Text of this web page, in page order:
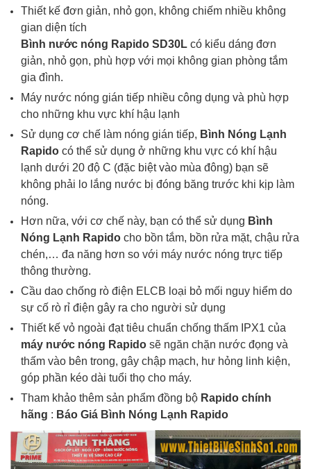
Thiết kế đơn giản, nhỏ gọn, không chiếm nhiều không
gian diện tích
Bình nước nóng Rapido SD30L có kiểu dáng đơn
giản, nhỏ gọn, phù hợp với mọi không gian phòng tắm
gia đình.
Máy nước nóng gián tiếp nhiều công dụng và phù hợp
cho những khu vực khí hậu lạnh
Sử dụng cơ chế làm nóng gián tiếp, Bình Nóng Lạnh
Rapido có thể sử dụng ở những khu vực có khí hậu
lạnh dưới 20 độ C (đặc biệt vào mùa đông) bạn sẽ
không phải lo lắng nước bị đóng băng trước khi kịp làm
nóng.
Hơn nữa, với cơ chế này, bạn có thể sử dụng Bình
Nóng Lạnh Rapido cho bồn tắm, bồn rửa mặt, chậu rửa
chén,… đa năng hơn so với máy nước nóng trực tiếp
thông thường.
Cầu dao chống rò điện ELCB loại bỏ mối nguy hiểm do
sự cố rò rỉ điện gây ra cho người sử dụng
Thiết kế vỏ ngoài đạt tiêu chuẩn chống thấm IPX1 của
máy nước nóng Rapido sẽ ngăn chặn nước đọng và
thấm vào bên trong, gây chập mạch, hư hỏng linh kiện,
góp phần kéo dài tuổi thọ cho máy.
Tham khảo thêm sản phẩm đồng bộ Rapido chính
hãng : Báo Giá Bình Nóng Lạnh Rapido